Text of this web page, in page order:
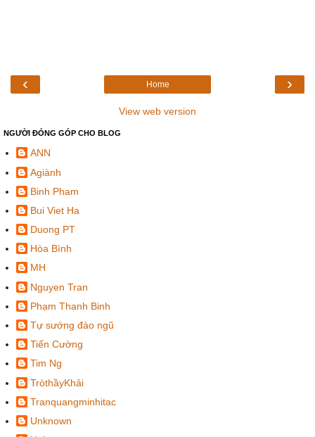
‹ ›
Home
View web version
NGƯỜI ĐÓNG GÓP CHO BLOG
ANN
Agiành
Binh Pham
Bui Viet Ha
Duong PT
Hòa Bình
MH
Nguyen Tran
Phạm Thanh Binh
Tự sướng đào ngũ
Tiến Cường
Tim Ng
TròthầyKhải
Tranquangminhitac
Unknown